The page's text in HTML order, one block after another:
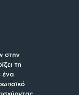
στην
τη
ένα